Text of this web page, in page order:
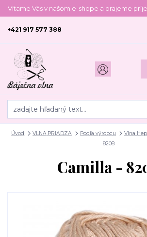
Vítame Vás v našom e-shope a prajeme
+421 917 577 388
Úvod VLNA,PRIADZA Podľa výrobcu Vlna Hep
8208
Camilla -